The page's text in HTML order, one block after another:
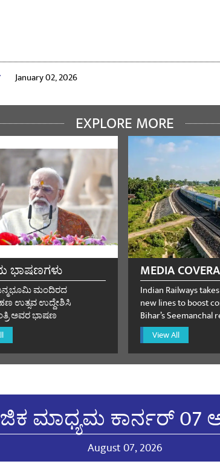
January 02, 2026
November 26, 2025
August 28, 2023
July 19, 2023
EXPLORE MORE
ಭಾಷಣಗಳು
ಮಂದಿರದ
ಉತ್ಸವ ಉದ್ದೇಶಿಸಿ
ಅವರ ಭಾಷಣ
MEDIA
Indian Railways
new lines to boost
Bihar’s Seemanchal
View All
ಮಾಧ್ಯಮ ಕಾರ್ನರ್ 07
August 07, 2026